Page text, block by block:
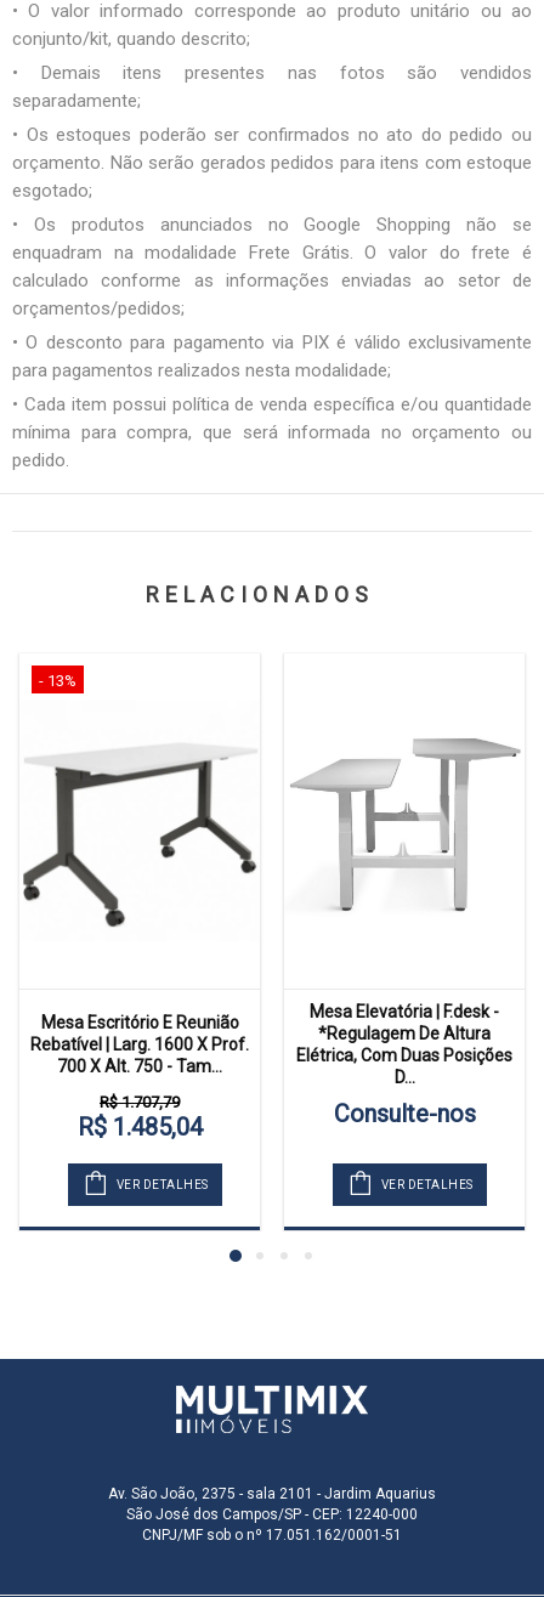
• O valor informado corresponde ao produto unitário ou ao
conjunto/kit, quando descrito;
• Demais itens presentes nas fotos são vendidos
separadamente;
• Os estoques poderão ser confirmados no ato do pedido ou
orçamento. Não serão gerados pedidos para itens com estoque
esgotado;
• Os produtos anunciados no Google Shopping não se
enquadram na modalidade Frete Grátis. O valor do frete é
calculado conforme as informações enviadas ao setor de
orçamentos/pedidos;
• O desconto para pagamento via PIX é válido exclusivamente
para pagamentos realizados nesta modalidade;
• Cada item possui política de venda específica e/ou quantidade
mínima para compra, que será informada no orçamento ou
pedido.
RELACIONADOS
- 13%
Mesa Escritório E Reunião
Rebatível | Larg. 1600 X Prof.
700 X Alt. 750 - Tam...
R$ 1.707,79
R$ 1.485,04
VER DETALHES
Mesa Elevatória | F.desk -
*Regulagem De Altura
Elétrica, Com Duas Posições
D...
Consulte-nos
VER DETALHES
Av. São João, 2375 - sala 2101 - Jardim Aquarius
São José dos Campos/SP - CEP: 12240-000
CNPJ/MF sob o nº 17.051.162/0001-51